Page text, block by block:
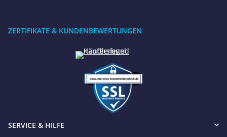
ZERTIFIKATE & KUNDENBEWERTUNGEN
SERVICE & HILFE